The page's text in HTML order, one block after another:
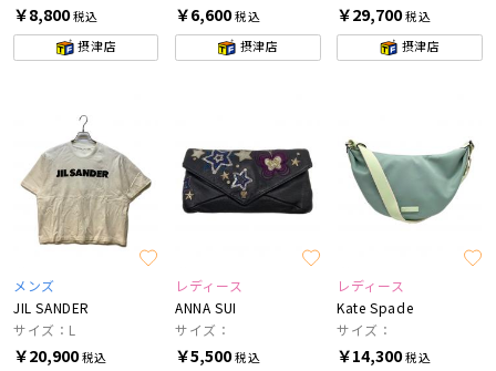
￥8,800税込
摂津店
￥6,600税込
摂津店
￥29,700税込
摂津店
メンズ
JIL SANDER
サイズ：L
￥20,900税込
レディース
ANNA SUI
サイズ：
￥5,500税込
レディース
Kate Spade
サイズ：
￥14,300税込